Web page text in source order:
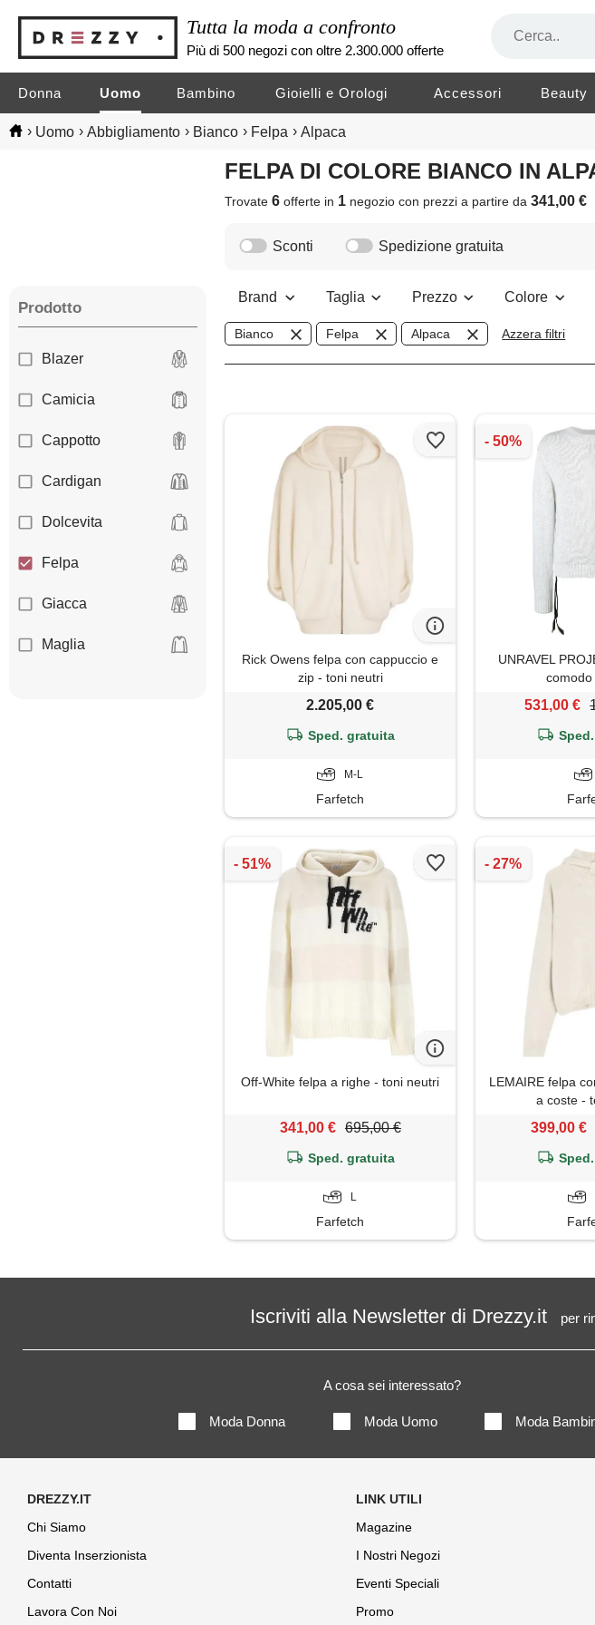
Tutta la moda a confronto
Più di 500 negozi con oltre 2.300.000 offerte
Donna Uomo Bambino Gioielli e Orologi Accessori Beauty
› Uomo › Abbigliamento › Bianco › Felpa › Alpaca
FELPA DI COLORE BIANCO IN
Trovate6 offerte in 1 negoziocon prezzi a partire da341,00 €
Prodotto
Blazer
Camicia
Cappotto
Cardigan
Dolcevita
Felpa
Giacca
Maglia
Sconti Spedizione gratuita
Brand Taglia Prezzo Colore
Bianco Felpa Alpaca Azzera filtri
Rick Owens felpa con cappuccio e
zip - toni neutri
2.205,00 €
Sped. gratuita
M-L
Farfetch
UNRAVEL
531,00 €
Off-White felpa a righe - toni neutri
341,00 € 695,00 €
Sped. gratuita
L
Farfetch
LEMAIRE felpa
a coste -
399,00 €
Iscriviti alla Newsletter di Drezzy.it per
A cosa sei interessato?
Moda Donna Moda Uomo Moda
Chi Siamo
Diventa Inserzionista
Contatti
Lavora Con Noi
Magazine
I Nostri Negozi
Eventi Speciali
Promo